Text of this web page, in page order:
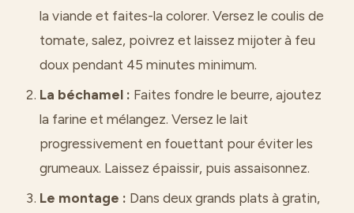
la viande et faites-la colorer. Versez le coulis de
tomate, salez, poivrez et laissez mijoter à feu
doux pendant 45 minutes minimum.
La béchamel : Faites fondre le beurre, ajoutez
la farine et mélangez. Versez le lait
progressivement en fouettant pour éviter les
grumeaux. Laissez épaissir, puis assaisonnez.
Le montage : Dans deux grands plats à gratin,